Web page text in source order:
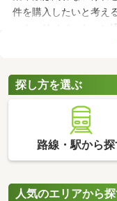
件を購入したいと考え
ーム・リノベーション
なっていることがポイ
済みの中古マンション
くださいね。
探し方を選ぶ
路線・駅から
人気のエリアから